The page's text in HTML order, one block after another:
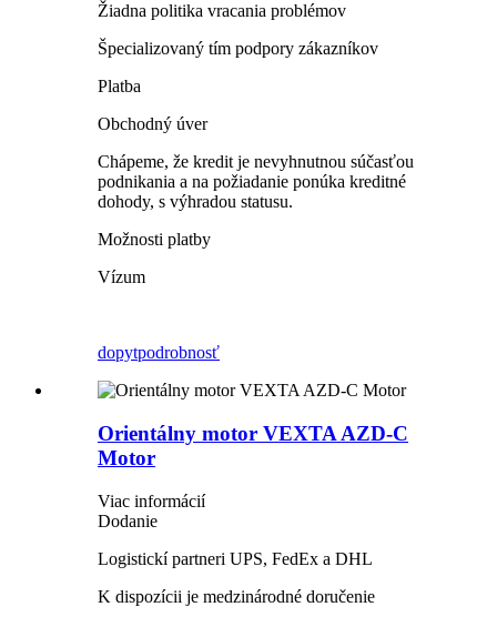
Žiadna politika vracania problémov
Špecializovaný tím podpory zákazníkov
Platba
Obchodný úver
Chápeme, že kredit je nevyhnutnou súčasťou
podnikania a na požiadanie ponúka kreditné
dohody, s výhradou statusu.
Možnosti platby
Vízum
dopytpodrobnosť
Orientálny motor VEXTA AZD-C
Motor
Viac informácií
Dodanie
Logistickí partneri UPS, FedEx a DHL
K dispozícii je medzinárodné doručenie